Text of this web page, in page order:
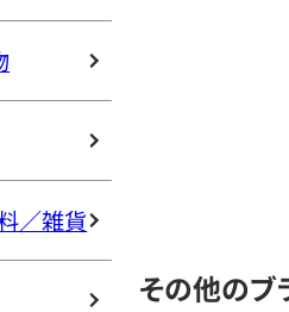
／雑貨
その他のブ